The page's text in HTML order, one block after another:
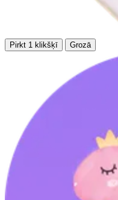
Pirkt 1 klikšķī Grozā